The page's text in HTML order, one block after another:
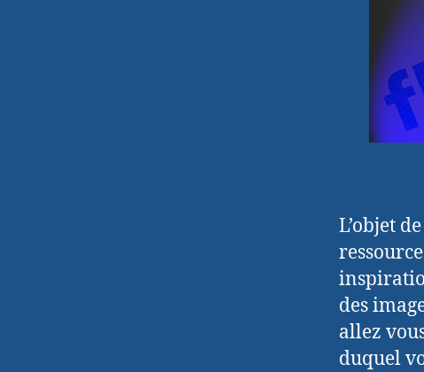
L’objet
des
allez
duquel